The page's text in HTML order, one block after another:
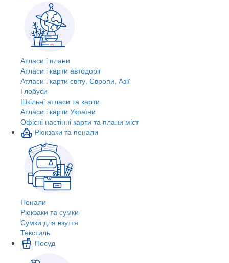
Атласи і плани
Атласи і карти автодоріг
Атласи і карти світу, Європи, Азії
Глобуси
Шкільні атласи та карти
Атласи і карти України
Офісні настінні карти та плани міст
Рюкзаки та пенали
Пенали
Рюкзаки та сумки
Сумки для взуття
Текстиль
Посуд